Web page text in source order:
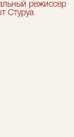
режиссер
Стуруа